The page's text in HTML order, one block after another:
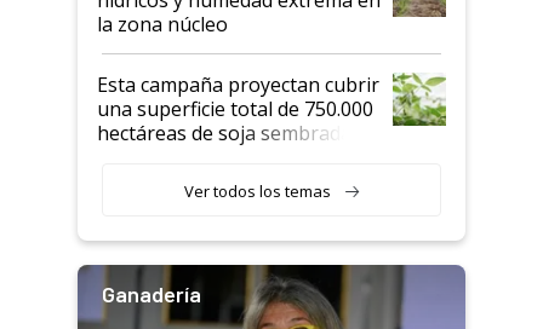
la zona núcleo
Esta campaña proyectan cubrir
una superficie total de 750.000
hectáreas de soja sembradas
variedades que marcan un
salto tecnológico en genética y
Ver todos los temas
Ganadería